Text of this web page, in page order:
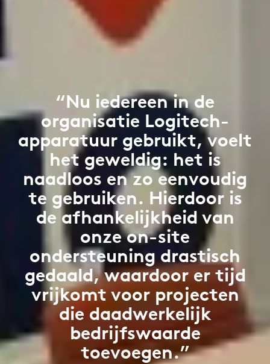
“Nu iedereen in de
organisatie Logitech-
apparatuur gebruikt, voelt
het geweldig: het is
naadloos en zo eenvoudig
te gebruiken. Hierdoor is
de afhankelijkheid van
onze on-site
ondersteuning drastisch
gedaald, waardoor er tijd
vrijkomt voor projecten
die daadwerkelijk
bedrijfswaarde
toevoegen.”